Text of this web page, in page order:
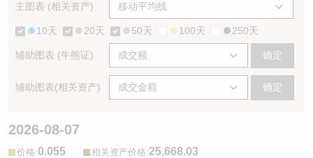
主图表 (相关资产)
10天 20天 50天 100天 250天
辅助图表 (牛熊证) 确定
辅助图表(相关资产) 确定
2026-08-07
价格:0.055 相关资产价格:25,668.03